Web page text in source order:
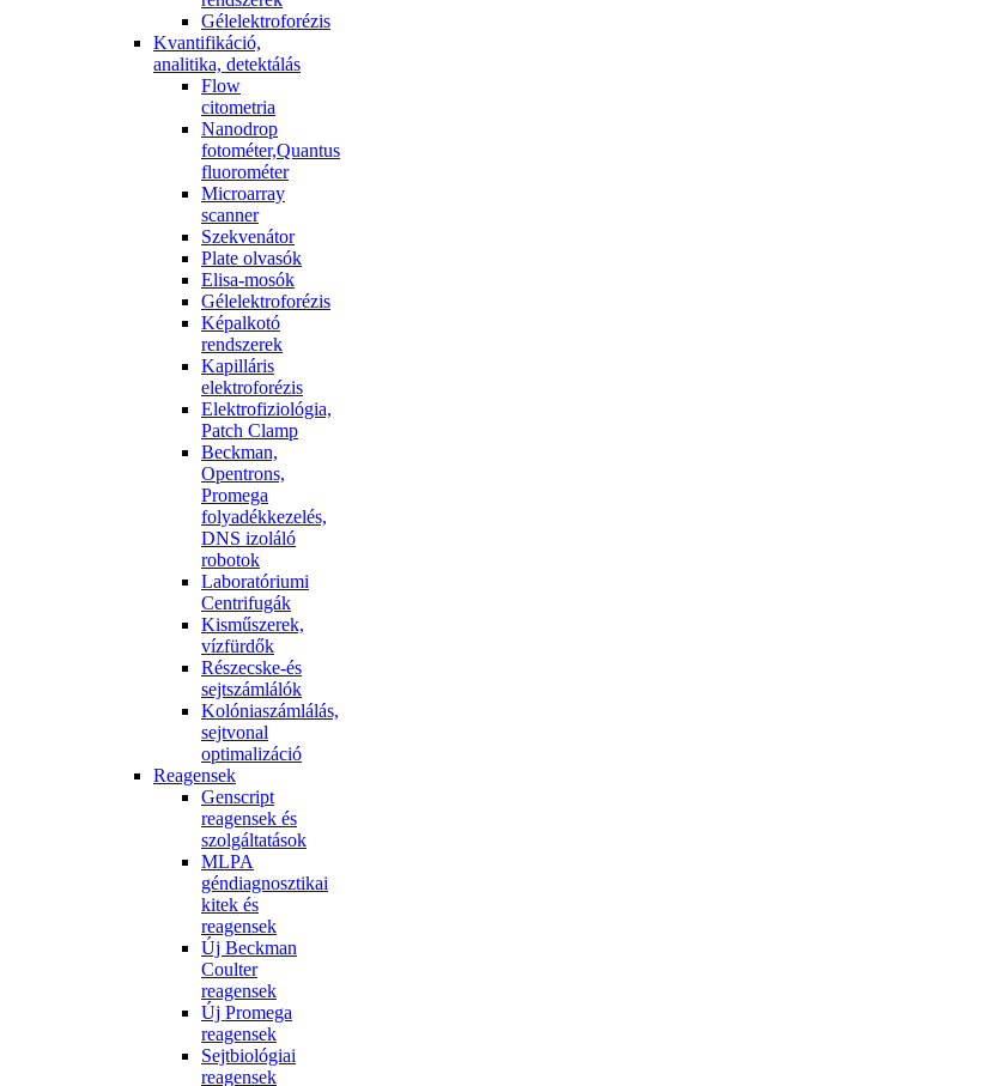
Gélelektroforézis
Kvantifikáció,
analitika, detektálás
Flow
citometria
Nanodrop
fotométer,Quantus
fluorométer
Microarray
scanner
Szekvenátor
Plate olvasók
Elisa-mosók
Gélelektroforézis
Képalkotó
rendszerek
Kapilláris
elektroforézis
Elektrofiziológia,
Patch Clamp
Beckman,
Opentrons,
Promega
folyadékkezelés,
DNS izoláló
robotok
Laboratóriumi
Centrifugák
Kisműszerek,
vízfürdők
Részecske-és
sejtszámlálók
Kolóniaszámlálás,
sejtvonal
optimalizáció
Reagensek
Genscript
reagensek és
szolgáltatások
MLPA
géndiagnosztikai
kitek és
reagensek
Új Beckman
Coulter
reagensek
Új Promega
reagensek
Sejtbiológiai
reagensek